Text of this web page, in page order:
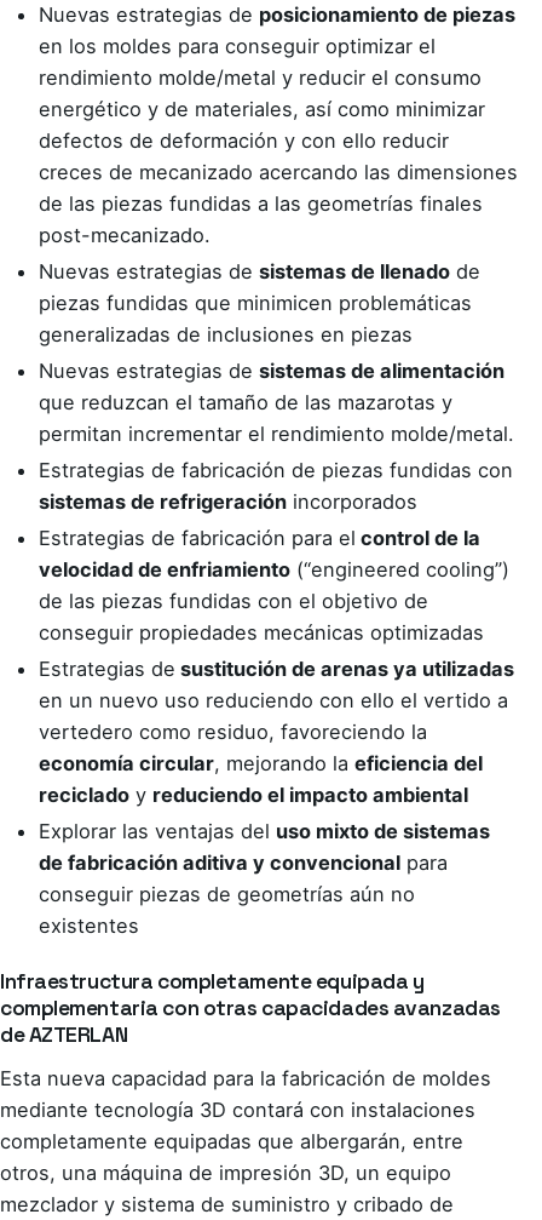
Nuevas estrategias de posicionamiento de piezas
en los moldes para conseguir optimizar el
rendimiento molde/metal y reducir el consumo
energético y de materiales, así como minimizar
defectos de deformación y con ello reducir
creces de mecanizado acercando las dimensiones
de las piezas fundidas a las geometrías finales
post-mecanizado.
Nuevas estrategias de sistemas de llenado de
piezas fundidas que minimicen problemáticas
generalizadas de inclusiones en piezas
Nuevas estrategias de sistemas de alimentación
que reduzcan el tamaño de las mazarotas y
permitan incrementar el rendimiento molde/metal.
Estrategias de fabricación de piezas fundidas con
sistemas de refrigeración incorporados
Estrategias de fabricación para el control de la
velocidad de enfriamiento (“engineered cooling”)
de las piezas fundidas con el objetivo de
conseguir propiedades mecánicas optimizadas
Estrategias de sustitución de arenas ya utilizadas
en un nuevo uso reduciendo con ello el vertido a
vertedero como residuo, favoreciendo la
economía circular, mejorando la eficiencia del
reciclado y reduciendo el impacto ambiental
Explorar las ventajas del uso mixto de sistemas
de fabricación aditiva y convencional para
conseguir piezas de geometrías aún no
existentes
Infraestructura completamente equipada y
complementaria con otras capacidades avanzadas
de AZTERLAN
Esta nueva capacidad para la fabricación de moldes
mediante tecnología 3D contará con instalaciones
completamente equipadas que albergarán, entre
otros, una máquina de impresión 3D, un equipo
mezclador y sistema de suministro y cribado de